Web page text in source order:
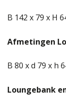
B 142 x 79 x H
Afmetingen
B 80 x d 79 x h
Loungebank